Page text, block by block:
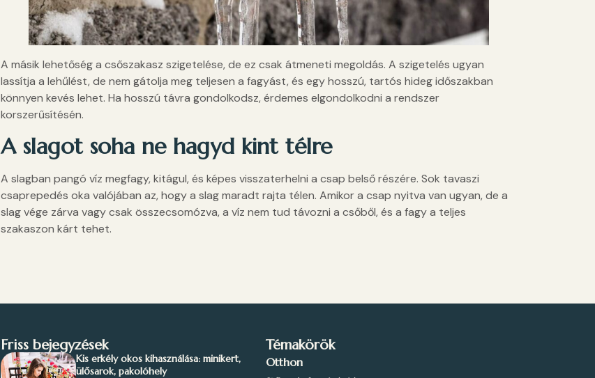
A másik lehetőség a csőszakasz szigetelése, de ez csak átmeneti megoldás. A szigetelés ugyan
lassítja a lehűlést, de nem gátolja meg teljesen a fagyást, és egy hosszú, tartós hideg időszakban
könnyen kevés lehet. Ha hosszú távra gondolkodsz, érdemes elgondolkodni a rendszer
korszerűsítésén.
A slagot soha ne hagyd kint télre
A slagban pangó víz megfagy, kitágul, és képes visszaterhelni a csap belső részére. Sok tavaszi
csaprepedés oka valójában az, hogy a slag maradt rajta télen. Amikor a csap nyitva van ugyan, de a
slag vége zárva vagy csak összecsomózva, a víz nem tud távozni a csőből, és a fagy a teljes
szakaszon kárt tehet.
Friss bejegyzések
Kis erkély okos kihasználása: minikert,
ülősarok, pakolóhely
Témakörök
Otthon